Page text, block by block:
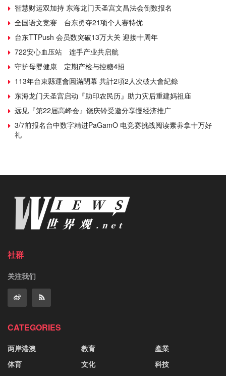
智慧财运双加持 东海龙门天圣宫文昌法会倒数报名
全国语文竞赛 台东勇夺21项个人赛特优
台东TTPush 会员数突破13万大关 迎接十周年
722安心血压站 连手产业共启航
守护母婴健康 定期产检与控糖4招
113年台東縣運會圓滿閉幕 共計2項2人次破大會紀錄
东海龙门天圣宫启动『助印农民历』助力灾后重建妈祖庙
远见『第22届高峰会』饶庆铃受邀分享慢经济推广
3/7前报名台中数字精进PaGamO 电竞赛挑战阅读素养拿十万好
礼
社群
关注我们
CATEGORIES
两岸港澳
体育
教育
文化
產業
科技